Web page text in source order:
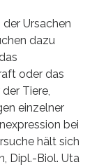
Ursachen
dazu
oder das
Tiere,
einzelner
bei
hält sich
Dipl.-Biol. Uta